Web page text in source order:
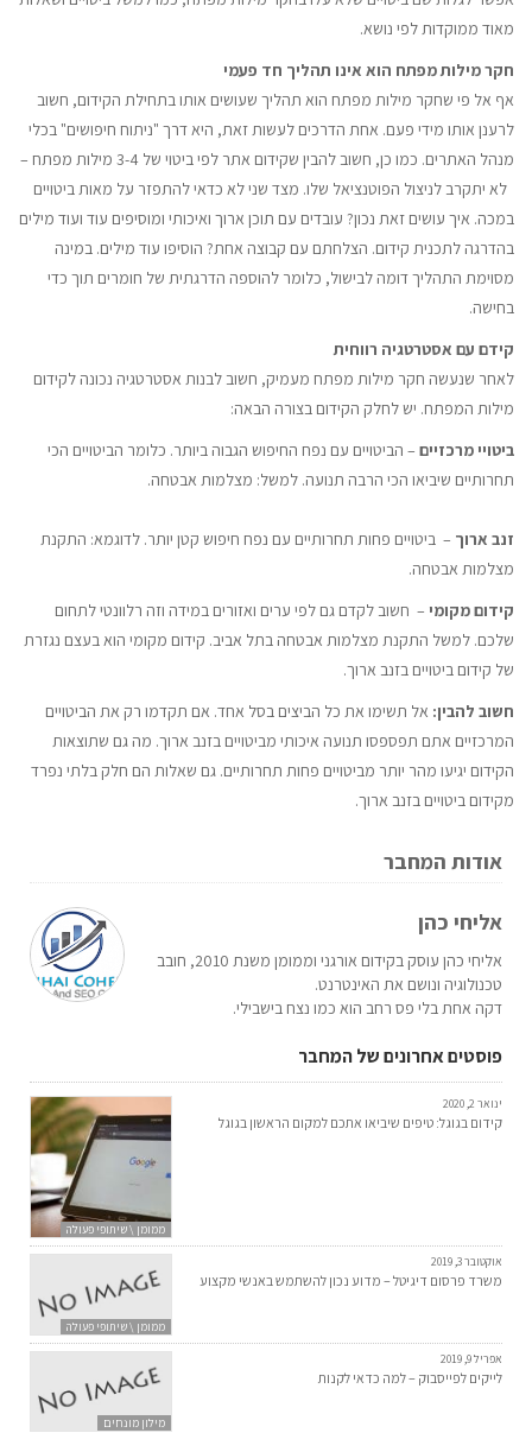
מאוד ממוקדות לפי נושא.
חקר מילות מפתח הוא אינו תהליך חד פעמי
אף אל פי שחקר מילות מפתח הוא תהליך שעושים אותו בתחילת הקידום, חשוב
לרענן אותו מידי פעם. אחת הדרכים לעשות זאת, היא דרך "ניתוח חיפושים" בכלי
מנהל האתרים. כמו כן, חשוב להבין שקידום אתר לפי ביטוי של 3-4 מילות מפתח –
לא יתקרב לניצול הפוטנציאל שלו. מצד שני לא כדאי להתפזר על מאות ביטויים
במכה. איך עושים זאת נכון? עובדים עם תוכן ארוך ואיכותי ומוסיפים עוד ועוד מילים
בהדרגה לתכנית קידום. הצלחתם עם קבוצה אחת? הוסיפו עוד מילים. במינה
מסוימת התהליך דומה לבישול, כלומר להוספה הדרגתית של חומרים תוך כדי
בחישה.
קידם עם אסטרטגיה רווחית
לאחר שנעשה חקר מילות מפתח מעמיק, חשוב לבנות אסטרטגיה נכונה לקידום
מילות המפתח. יש לחלק הקידום בצורה הבאה:
ביטויי מרכזיים – הביטויים עם נפח החיפוש הגבוה ביותר. כלומר הביטויים הכי
תחרותיים שיביאו הכי הרבה תנועה. למשל: מצלמות אבטחה.
זנב ארוך – ביטויים פחות תחרותיים עם נפח חיפוש קטן יותר. לדוגמא: התקנת
מצלמות אבטחה.
קידום מקומי – חשוב לקדם גם לפי ערים ואזורים במידה וזה רלוונטי לתחום
שלכם. למשל התקנת מצלמות אבטחה בתל אביב. קידום מקומי הוא בעצם נגזרת
של קידום ביטויים בזנב ארוך.
חשוב להבין: אל תשימו את כל הביצים בסל אחד. אם תקדמו רק את הביטויים
המרכזיים אתם תפספסו תנועה איכותי מביטויים בזנב ארוך. מה גם שתוצאות
הקידום יגיעו מהר יותר מביטויים פחות תחרותיים. גם שאלות הם חלק בלתי נפרד
מקידום ביטויים בזנב ארוך.
אודות המחבר
אליחי כהן
אליחי כהן עוסק בקידום אורגני וממומן משנת 2010, חובב
טכנולוגיה ונושם את האינטרנט.
דקה אחת בלי פס רחב הוא כמו נצח בישבילי.
פוסטים אחרונים של המחבר
ממומן \ שיתופי פעולה
ינואר 2, 2020
קידום בגוגל: טיפים שיביאו אתכם למקום הראשון בגוגל
ממומן \ שיתופי פעולה
אוקטובר 3, 2019
משרד פרסום דיגיטל – מדוע נכון להשתמש באנשי מקצוע
מילון מונחים
אפריל 9, 2019
לייקים לפייסבוק – למה כדאי לקנות